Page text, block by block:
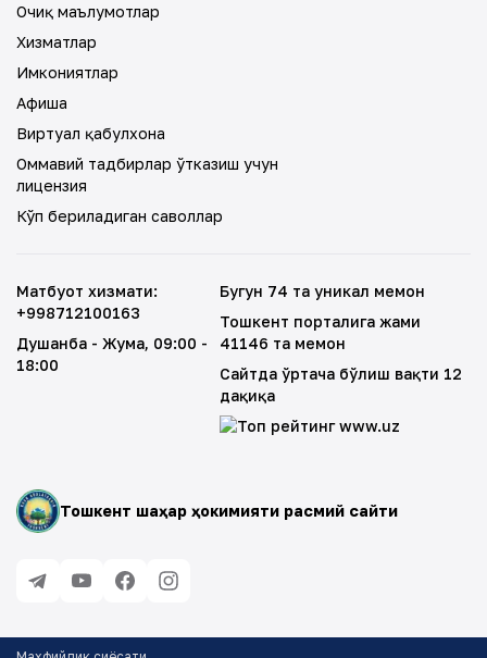
Очиқ маълумотлар
Хизматлар
Имкониятлар
Афиша
Виртуал қабулхона
Оммавий тадбирлар ўтказиш учун
лицензия
Кўп бериладиган саволлар
Тошкент шаҳар ҳокимияти расмий сайти
Матбуот хизмати:
+998712100163
Душанба - Жума, 09:00 -
18:00
Бугун 74 та уникал меҳмон
Тошкент порталига жами
41146 та меҳмон
Сайтда ўртача бўлиш вақти 12
дақиқа